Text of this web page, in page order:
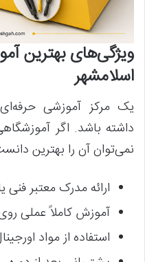
ویژگی‌های بهترین
اسلامشهر
یک مرکز آموزشی
داشته باشد. اگر
نمی‌توان آن را بهترین
ارائه مدرک معتبر فنی
آموزش کاملاً عملی
استفاده از مواد